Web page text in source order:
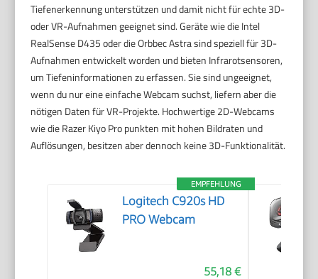
Tiefenerkennung unterstützen und damit nicht für echte 3D-
oder VR-Aufnahmen geeignet sind. Geräte wie die Intel
RealSense D435 oder die Orbbec Astra sind speziell für 3D-
Aufnahmen entwickelt worden und bieten Infrarotsensoren,
um Tiefeninformationen zu erfassen. Sie sind ungeeignet,
wenn du nur eine einfache Webcam suchst, liefern aber die
nötigen Daten für VR-Projekte. Hochwertige 2D-Webcams
wie die Razer Kiyo Pro punkten mit hohen Bildraten und
Auflösungen, besitzen aber dennoch keine 3D-Funktionalität.
EMPFEHLUNG
Logitech C920s HD
PRO Webcam
55,18 €